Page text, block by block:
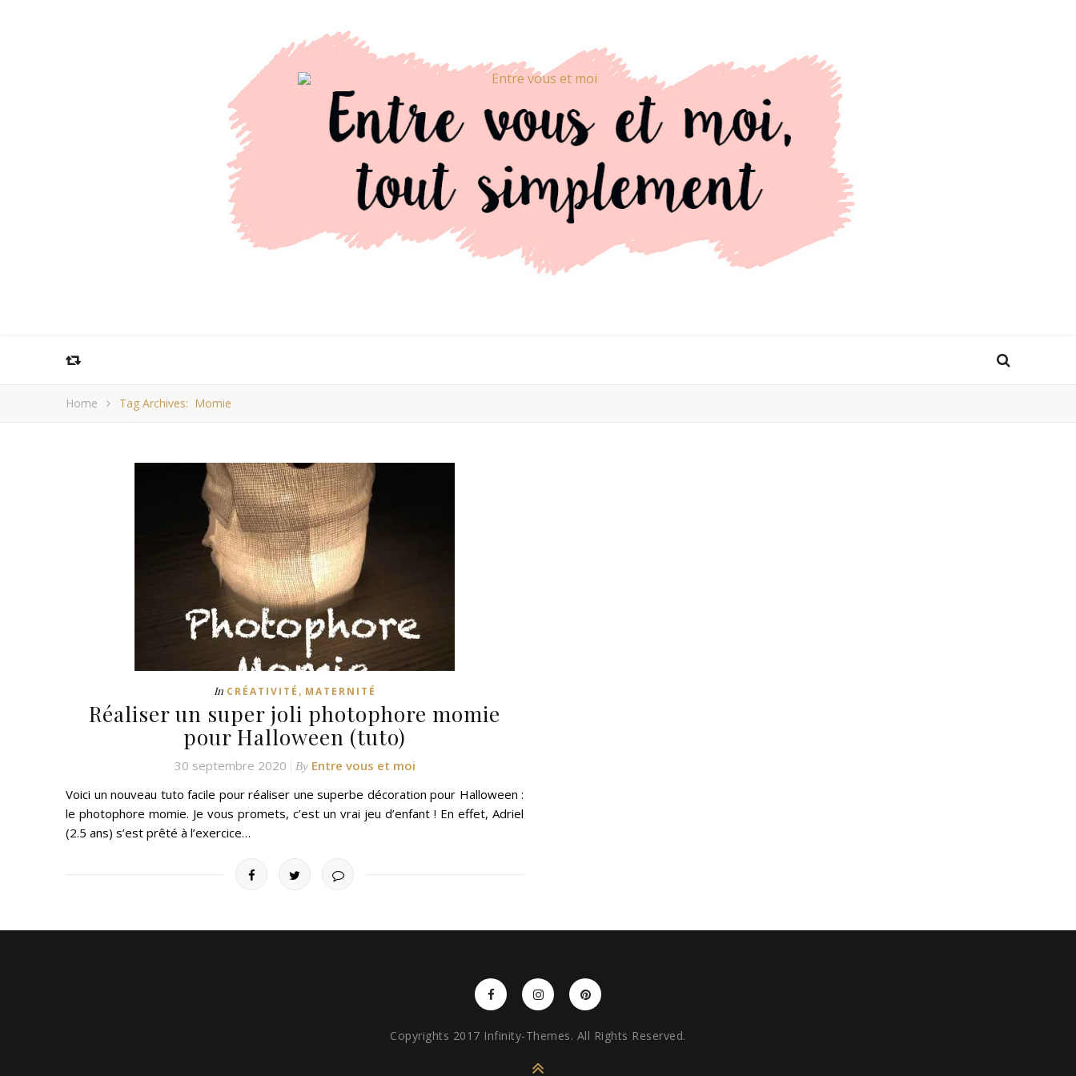
Home Tag Archives: Momie
In CRÉATIVITÉ , MATERNITÉ
Réaliser un super joli photophore momie
pour Halloween (tuto)
30 septembre 2020 By Entre vous et moi
Voici un nouveau tuto facile pour réaliser une superbe décoration pour Halloween :
le photophore momie. Je vous promets, c’est un vrai jeu d’enfant ! En effet, Adriel
(2.5 ans) s’est prêté à l’exercice…
Copyrights 2017 Infinity-Themes. All Rights Reserved.